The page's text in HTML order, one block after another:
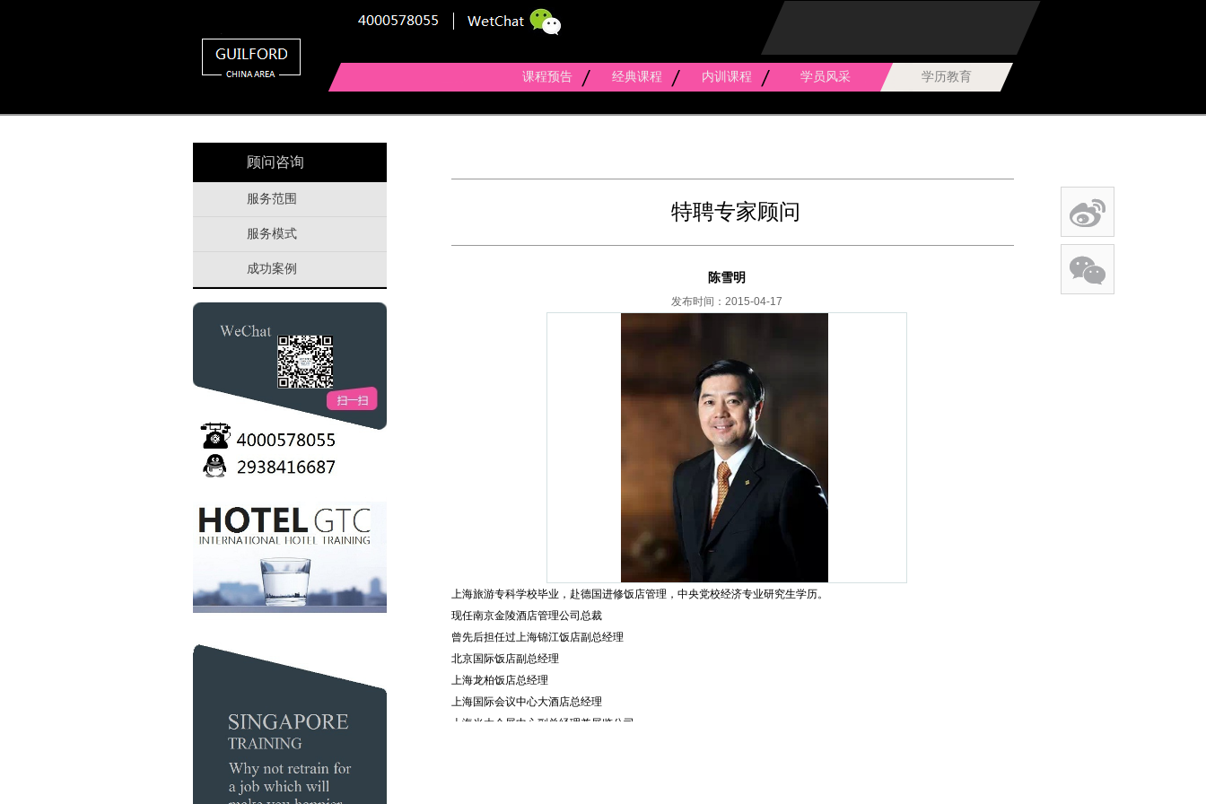
课程预告 经典课程 内训课程 学员风采 学历教育
顾问咨询
服务范围
服务模式
成功案例
特聘专家顾问
陈雪明
发布时间：2015-04-17
上海旅游专科学校毕业，赴德国进修饭店管理，中央党校经济专业研究生学历。
现任南京金陵酒店管理公司总裁
曾先后担任过上海锦江饭店副总经理
北京国际饭店副总经理
上海龙柏饭店总经理
上海国际会议中心大酒店总经理
上海光大会展中心副总经理兼展览公司